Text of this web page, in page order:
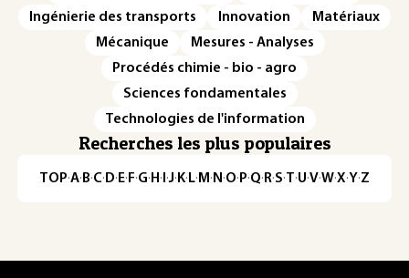
Ingénierie des transports
Innovation
Matériaux
Mécanique
Mesures - Analyses
Procédés chimie - bio - agro
Sciences fondamentales
Technologies de l'information
Recherches les plus populaires
TOP·A·B·C· D· E· F·G· H · ·J· K· L· M · N ·O· P·Q· R·S·T·U·V·W·X·Y·Z